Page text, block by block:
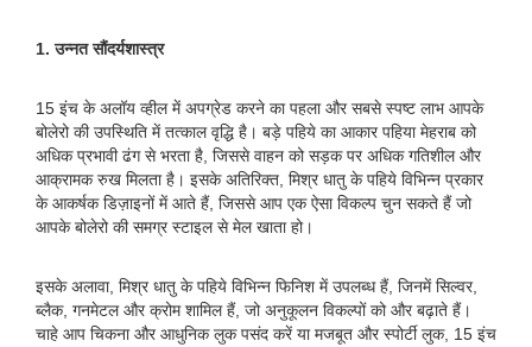
1. उन्नत सौंदर्यशास्त्र
15 इंच के अलॉय व्हील में अपग्रेड करने का पहला और सबसे स्पष्ट लाभ आपके
बोलेरो की उपस्थिति में तत्काल वृद्धि है। बड़े पहिये का आकार पहिया मेहराब को
अधिक प्रभावी ढंग से भरता है, जिससे वाहन को सड़क पर अधिक गतिशील और
आक्रामक रुख मिलता है। इसके अतिरिक्त, मिश्र धातु के पहिये विभिन्न प्रकार
के आकर्षक डिज़ाइनों में आते हैं, जिससे आप एक ऐसा विकल्प चुन सकते हैं जो
आपके बोलेरो की समग्र स्टाइल से मेल खाता हो।
इसके अलावा, मिश्र धातु के पहिये विभिन्न फिनिश में उपलब्ध हैं, जिनमें सिल्वर,
ब्लैक, गनमेटल और क्रोम शामिल हैं, जो अनुकूलन विकल्पों को और बढ़ाते हैं।
चाहे आप चिकना और आधुनिक लुक पसंद करें या मजबूत और स्पोर्टी लुक, 15 इंच